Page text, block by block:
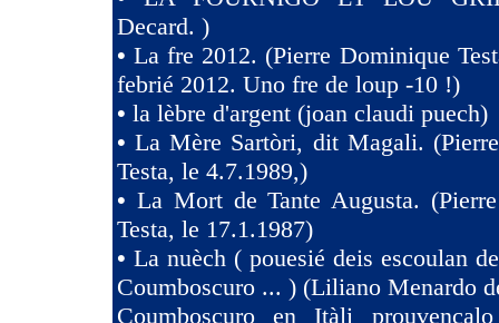
Decard. )
•La fre 2012. (Pierre Dominique
febrié 2012. Uno fre de loup -10 !)
• la lèbre d'argent (joan claudi puech)
•La Mère Sartòri, dit Magali.
Testa, le 4.7.1989,)
• La Mort de Tante Augusta.
Testa, le 17.1.1987)
• La nuèch ( pouesié deis escoulan
Coumboscuro ... ) (Liliano Menardo
Coumboscuro en Itàli